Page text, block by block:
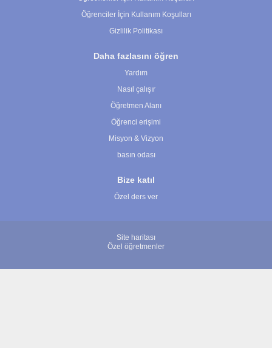
Öğrenciler İçin Kullanım Koşulları
Gizlilik Politikası
Daha fazlasını öğren
Yardım
Nasıl çalışır
Öğretmen Alanı
Öğrenci erişimi
Misyon & Vizyon
basın odası
Bize katıl
Özel ders ver
Site haritası
Özel öğretmenler